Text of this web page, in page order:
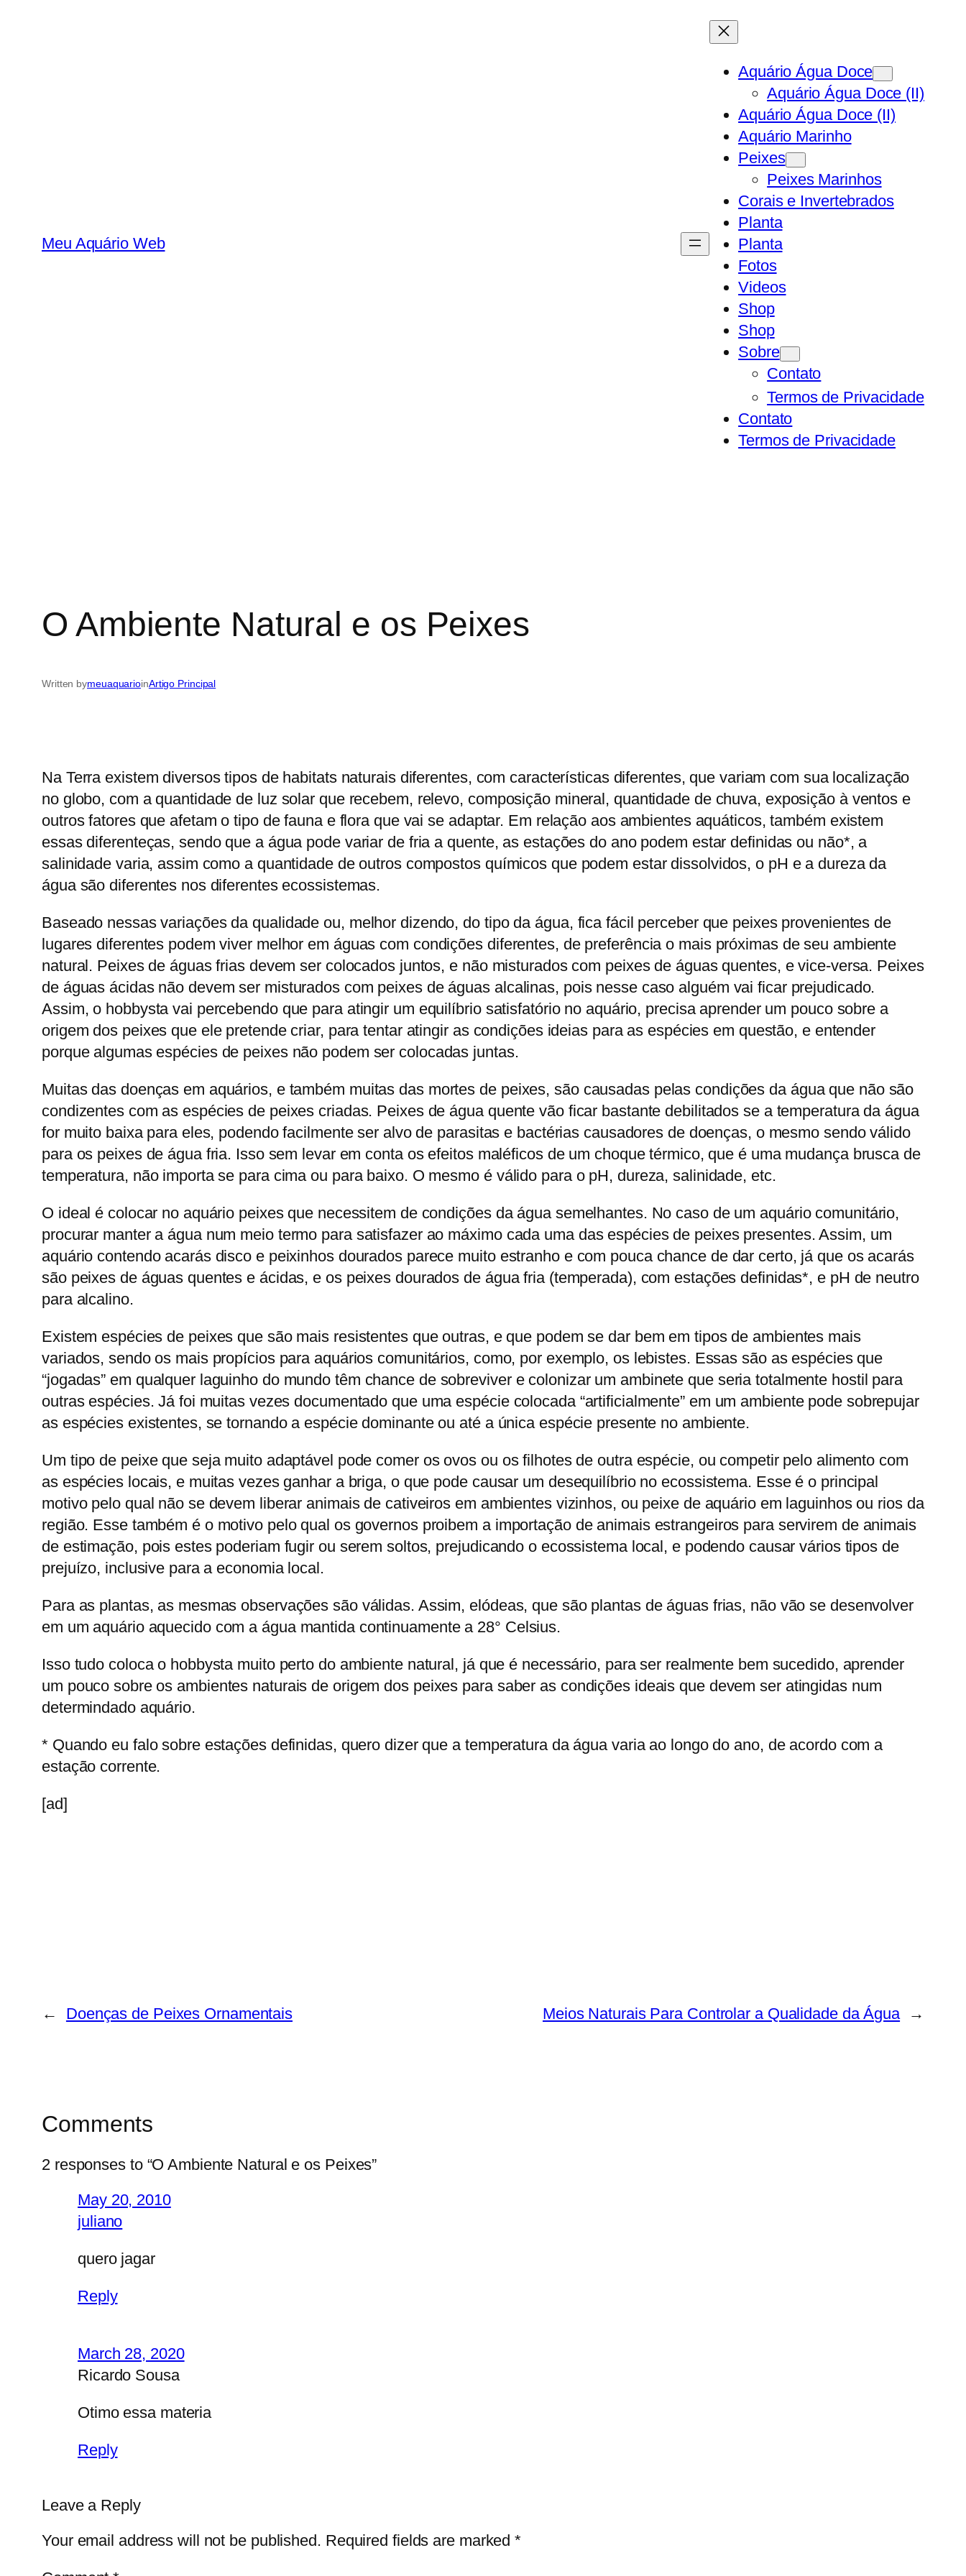
Meu Aquário Web
Aquário Água Doce
Aquário Água Doce (II)
Aquário Água Doce (II)
Aquário Marinho
Peixes
Peixes Marinhos
Corais e Invertebrados
Planta
Planta
Fotos
Videos
Shop
Shop
Sobre
Contato
Termos de Privacidade
Contato
Termos de Privacidade
O Ambiente Natural e os Peixes
Written bymeuaquarioinArtigo Principal
Na Terra existem diversos tipos de habitats naturais diferentes, com características diferentes, que variam com sua localização
no globo, com a quantidade de luz solar que recebem, relevo, composição mineral, quantidade de chuva, exposição à ventos e
outros fatores que afetam o tipo de fauna e flora que vai se adaptar. Em relação aos ambientes aquáticos, também existem
essas diferenteças, sendo que a água pode variar de fria a quente, as estações do ano podem estar definidas ou não*, a
salinidade varia, assim como a quantidade de outros compostos químicos que podem estar dissolvidos, o pH e a dureza da
água são diferentes nos diferentes ecossistemas.
Baseado nessas variações da qualidade ou, melhor dizendo, do tipo da água, fica fácil perceber que peixes provenientes de
lugares diferentes podem viver melhor em águas com condições diferentes, de preferência o mais próximas de seu ambiente
natural. Peixes de águas frias devem ser colocados juntos, e não misturados com peixes de águas quentes, e vice-versa. Peixes
de águas ácidas não devem ser misturados com peixes de águas alcalinas, pois nesse caso alguém vai ficar prejudicado.
Assim, o hobbysta vai percebendo que para atingir um equilíbrio satisfatório no aquário, precisa aprender um pouco sobre a
origem dos peixes que ele pretende criar, para tentar atingir as condições ideias para as espécies em questão, e entender
porque algumas espécies de peixes não podem ser colocadas juntas.
Muitas das doenças em aquários, e também muitas das mortes de peixes, são causadas pelas condições da água que não são
condizentes com as espécies de peixes criadas. Peixes de água quente vão ficar bastante debilitados se a temperatura da água
for muito baixa para eles, podendo facilmente ser alvo de parasitas e bactérias causadores de doenças, o mesmo sendo válido
para os peixes de água fria. Isso sem levar em conta os efeitos maléficos de um choque térmico, que é uma mudança brusca de
temperatura, não importa se para cima ou para baixo. O mesmo é válido para o pH, dureza, salinidade, etc.
O ideal é colocar no aquário peixes que necessitem de condições da água semelhantes. No caso de um aquário comunitário,
procurar manter a água num meio termo para satisfazer ao máximo cada uma das espécies de peixes presentes. Assim, um
aquário contendo acarás disco e peixinhos dourados parece muito estranho e com pouca chance de dar certo, já que os acarás
são peixes de águas quentes e ácidas, e os peixes dourados de água fria (temperada), com estações definidas*, e pH de neutro
para alcalino.
Existem espécies de peixes que são mais resistentes que outras, e que podem se dar bem em tipos de ambientes mais
variados, sendo os mais propícios para aquários comunitários, como, por exemplo, os lebistes. Essas são as espécies que
“jogadas” em qualquer laguinho do mundo têm chance de sobreviver e colonizar um ambinete que seria totalmente hostil para
outras espécies. Já foi muitas vezes documentado que uma espécie colocada “artificialmente” em um ambiente pode sobrepujar
as espécies existentes, se tornando a espécie dominante ou até a única espécie presente no ambiente.
Um tipo de peixe que seja muito adaptável pode comer os ovos ou os filhotes de outra espécie, ou competir pelo alimento com
as espécies locais, e muitas vezes ganhar a briga, o que pode causar um desequilíbrio no ecossistema. Esse é o principal
motivo pelo qual não se devem liberar animais de cativeiros em ambientes vizinhos, ou peixe de aquário em laguinhos ou rios da
região. Esse também é o motivo pelo qual os governos proibem a importação de animais estrangeiros para servirem de animais
de estimação, pois estes poderiam fugir ou serem soltos, prejudicando o ecossistema local, e podendo causar vários tipos de
prejuízo, inclusive para a economia local.
Para as plantas, as mesmas observações são válidas. Assim, elódeas, que são plantas de águas frias, não vão se desenvolver
em um aquário aquecido com a água mantida continuamente a 28° Celsius.
Isso tudo coloca o hobbysta muito perto do ambiente natural, já que é necessário, para ser realmente bem sucedido, aprender
um pouco sobre os ambientes naturais de origem dos peixes para saber as condições ideais que devem ser atingidas num
determindado aquário.
* Quando eu falo sobre estações definidas, quero dizer que a temperatura da água varia ao longo do ano, de acordo com a
estação corrente.
[ad]
← Doenças de Peixes Ornamentais Meios Naturais Para Controlar a Qualidade da Água →
Comments
2 responses to “O Ambiente Natural e os Peixes”
May 20, 2010
juliano
quero jagar
Reply
March 28, 2020
Ricardo Sousa
Otimo essa materia
Reply
Leave a Reply
Your email address will not be published. Required fields are marked*